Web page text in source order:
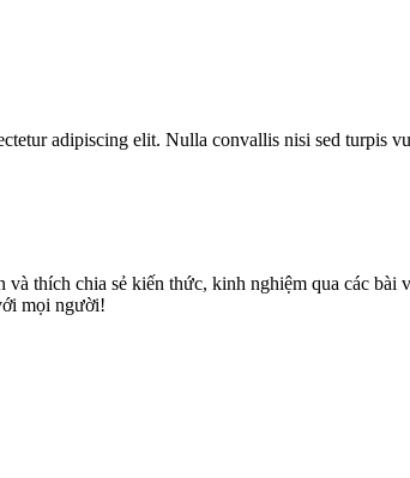
adipiscing elit. Nulla convallis nisi sed turpis
và thích chia sẻ kiến thức, kinh nghiệm qua các
mọi người!